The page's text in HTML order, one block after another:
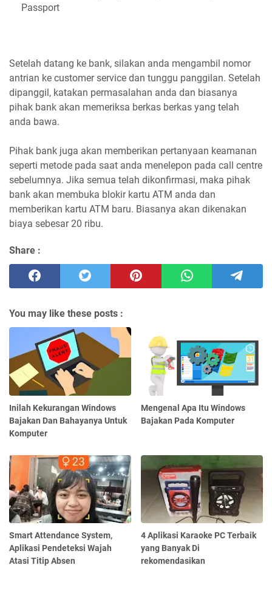
Passport
Setelah datang ke bank, silakan anda mengambil nomor
antrian ke customer service dan tunggu panggilan. Setelah
dipanggil, katakan permasalahan anda dan biasanya
pihak bank akan memeriksa berkas berkas yang telah
anda bawa.
Pihak bank juga akan memberikan pertanyaan keamanan
seperti metode pada saat anda menelepon pada call centre
sebelumnya. Jika semua telah dikonfirmasi, maka pihak
bank akan membuka blokir kartu ATM anda dan
memberikan kartu ATM baru. Biasanya akan dikenakan
biaya sebesar 20 ribu.
Share :
You may like these posts :
Inilah Kekurangan Windows
Bajakan Dan Bahayanya Untuk
Komputer
Mengenal Apa Itu Windows
Bajakan Pada Komputer
Smart Attendance System,
Aplikasi Pendeteksi Wajah
Atasi Titip Absen
4 Aplikasi Karaoke PC Terbaik
yang Banyak Di
rekomendasikan